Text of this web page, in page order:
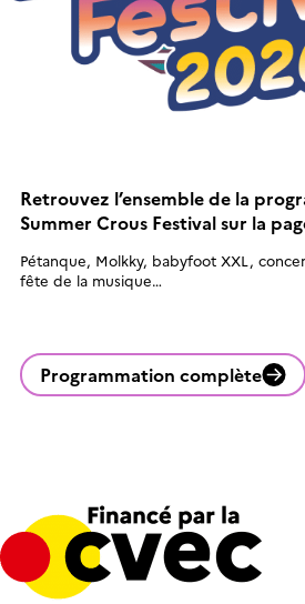
Retrouvez l’ensemble de la
Summer Crous Festival sur la
Pétanque, Molkky, babyfoot XXL,
fête de la musique…
Programmation complète